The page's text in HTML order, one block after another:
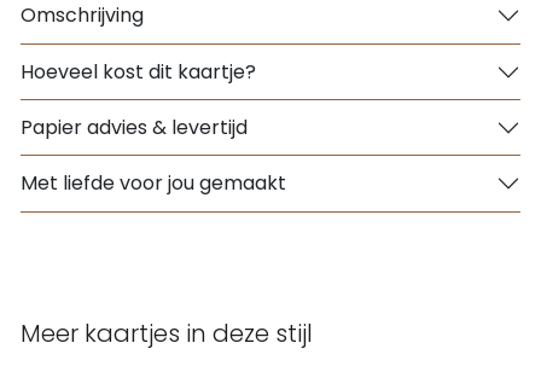
Omschrijving
Hoeveel kost dit kaartje?
Papier advies & levertijd
Met liefde voor jou gemaakt
Meer kaartjes in deze stijl